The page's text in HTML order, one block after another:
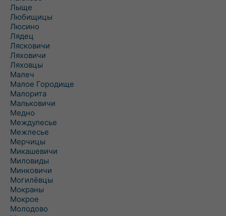
Лыще
Любищицы
Люсино
Лядец
Лясковичи
Ляховичи
Ляховцы
Малеч
Малое Городище
Малорита
Мальковичи
Медно
Междулесье
Межлесье
Мерчицы
Микашевичи
Миловиды
Минковичи
Могилёвцы
Мокраны
Мокрое
Молодово